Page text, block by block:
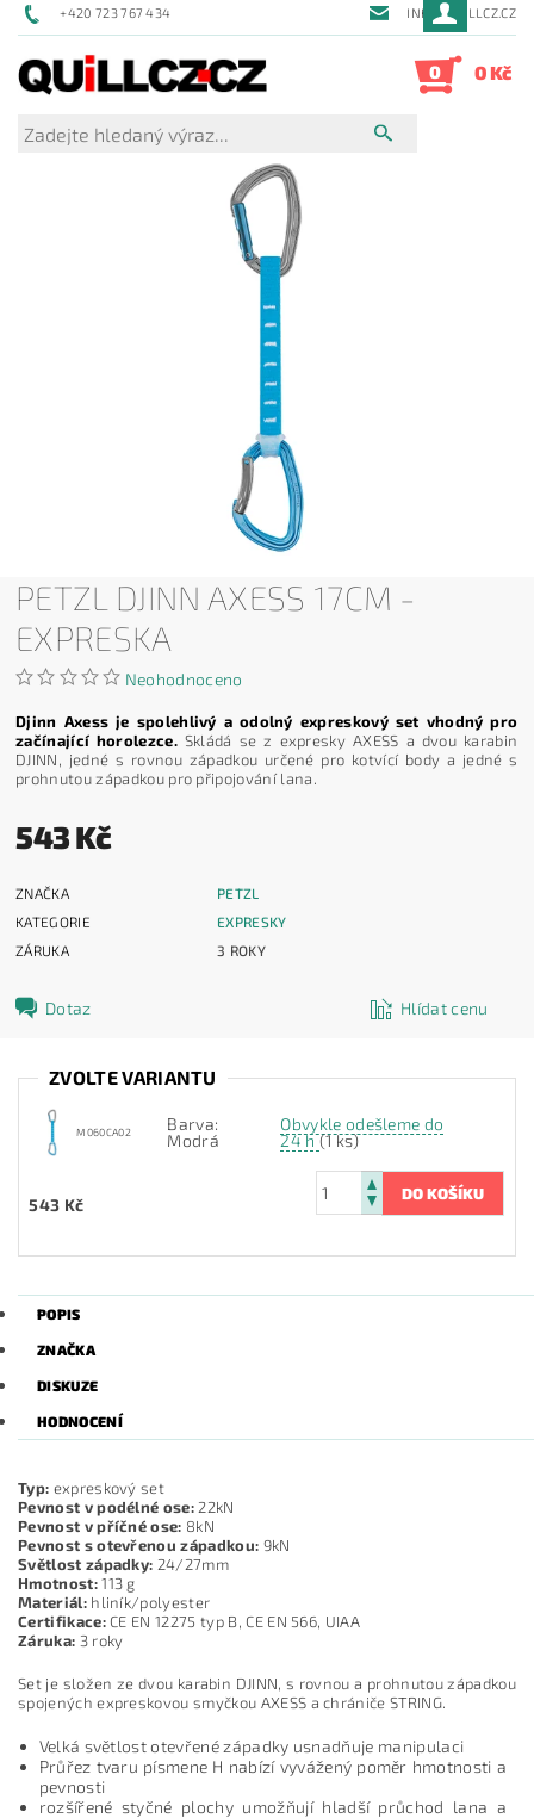
+420 723 767 434 INFO@QUILLCZ.CZ
0 0 Kč
PETZL DJINN AXESS 17CM -
EXPRESKA
Neohodnoceno
Djinn Axess je spolehlivý a odolný expreskový set vhodný pro
začínající horolezce.Skládá se z expresky AXESS a dvou karabin
DJINN, jedné s rovnou západkou určené pro kotvící body a jedné s
prohnutou západkou pro připojování lana.
543 Kč
ZNAČKA
PETZL
KATEGORIE
EXPRESKY
ZÁRUKA
3 ROKY
Dotaz Hlídat cenu
ZVOLTE VARIANTU
M060CA02
Barva:
Modrá
Obvykle odešleme do
24 h(1 ks)
543 Kč
POPIS
ZNAČKA
DISKUZE
HODNOCENÍ
Typ: expreskový set
Pevnost v podélné ose: 22kN
Pevnost v příčné ose: 8kN
Pevnost s otevřenou západkou: 9kN
Světlost západky: 24/27mm
Hmotnost:113 g
Materiál: hliník/polyester
Certifikace:CE EN 12275 typ B, CE EN 566, UIAA
Záruka: 3 roky
Set je složen ze dvou karabin DJINN, s rovnou a prohnutou západkou
spojených expreskovou smyčkou AXESS a chrániče STRING.
Velká světlost otevřené západky usnadňuje manipulaci
Průřez tvaru písmene H nabízí vyvážený poměr hmotnosti a
pevnosti
rozšířené styčné plochy umožňují hladší průchod lana a